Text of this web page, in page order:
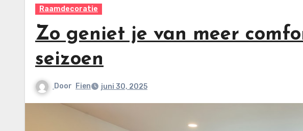
Raamdecoratie
Zo geniet je van meer
seizoen
Door Fien juni 30, 2025